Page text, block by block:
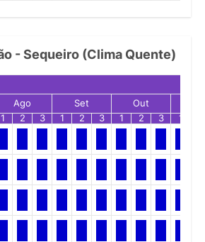
- Sequeiro (Clima Quente)
Ago Set Out
1
2 3 1 2 3 1 2 3 1